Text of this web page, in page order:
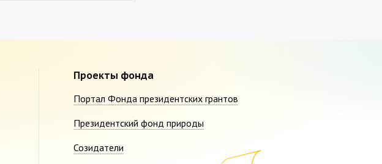
Проекты фонда
Портал Фонда президентских грантов
Президентский фонд природы
Созидатели